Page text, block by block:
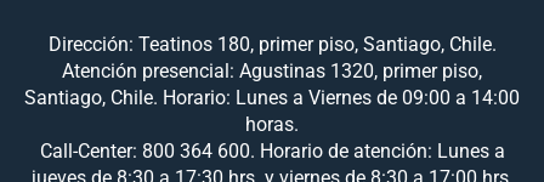
Dirección: Teatinos 180, primer piso, Santiago, Chile.
Atención presencial: Agustinas 1320, primer piso,
Santiago, Chile. Horario: Lunes a Viernes de 09:00 a 14:00
horas.
Call-Center: 800 364 600. Horario de atención: Lunes a
jueves de 8:30 a 17:30 hrs. y viernes de 8:30 a 17:00 hrs.